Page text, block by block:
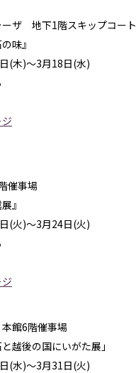
ーザ 地下1階スキップコート
味』
(木)～3月18日(水)
催事場
』
(火)～3月24日(火)
館6階催事場
と越後の国にいがた展」
(水)～3月31日(火)